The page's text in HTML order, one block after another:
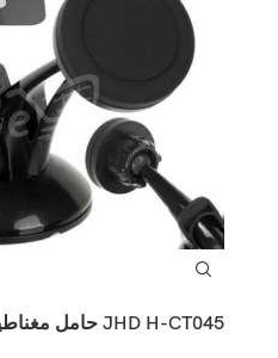
JHD H-CT045 حامل مغناطيسي أسود